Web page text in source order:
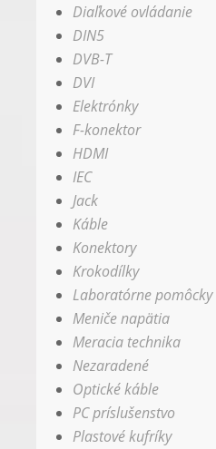
Diaľkové ovládanie
DIN5
DVB-T
DVI
Elektrónky
F-konektor
HDMI
IEC
Jack
Káble
Konektory
Krokodílky
Laboratórne pomôcky
Meniče napätia
Meracia technika
Nezaradené
Optické káble
PC príslušenstvo
Plastové kufríky